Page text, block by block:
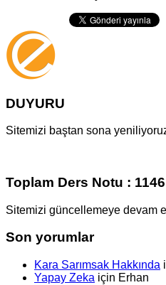
DUYURU
Sitemizi baştan sona
Toplam Ders Notu : 1146
Sitemizi güncellemeye devam
Son yorumlar
Kara Sarımsak Hakkında
Yapay Zeka için Erhan